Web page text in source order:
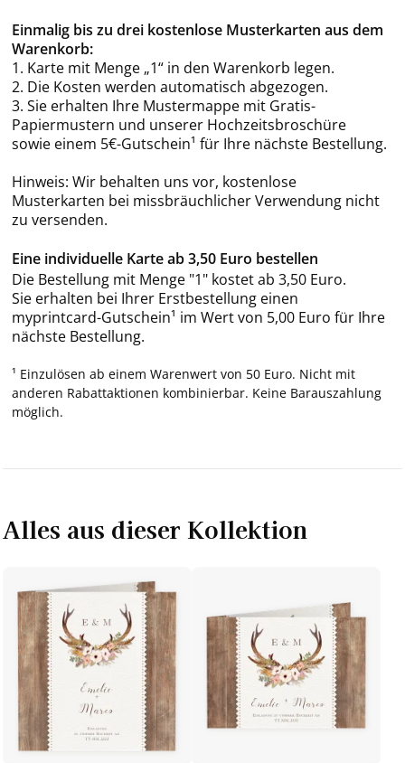
Einmalig bis zu drei kostenlose Musterkarten aus dem
Warenkorb:
1. Karte mit Menge „1“ in den Warenkorb legen.
2. Die Kosten werden automatisch abgezogen.
3. Sie erhalten Ihre Mustermappe mit Gratis-
Papiermustern und unserer Hochzeitsbroschüre
sowie einem 5€-Gutschein¹ für Ihre nächste Bestellung.
Hinweis: Wir behalten uns vor, kostenlose
Musterkarten bei missbräuchlicher Verwendung nicht
zu versenden.
Eine individuelle Karte ab 3,50 Euro bestellen
Die Bestellung mit Menge "1" kostet ab 3,50 Euro.
Sie erhalten bei Ihrer Erstbestellung einen
myprintcard-Gutschein¹ im Wert von 5,00 Euro für Ihre
nächste Bestellung.
¹ Einzulösen ab einem Warenwert von 50 Euro. Nicht mit
anderen Rabattaktionen kombinierbar. Keine Barauszahlung
möglich.
Alles aus dieser Kollektion